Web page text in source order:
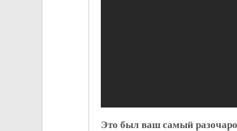
Это был ваш самый